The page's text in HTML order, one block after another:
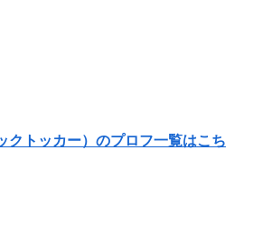
クトッカー）のプロフ一覧はこち